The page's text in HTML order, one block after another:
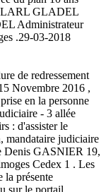
GLADEL
Administrateur
.29-03-2018
de redressement
Novembre 2016 ,
en la personne
- 3 allée
: d'assister le
mandataire judiciaire
Denis GASNIER 19,
Cedex 1 . Les
la présente
sur le portail